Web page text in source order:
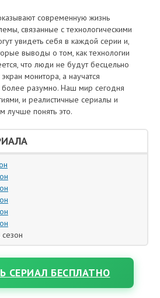
современную жизнь
связанные с технологическими
увидеть себя в каждой серии и,
выводы о том, как технологии
что люди не будут бесцельно
монитора, а научатся
более разумно. Наш мир сегодня
и реалистичные сериалы и
лучше понять это.
СЕРИАЛ БЕСПЛАТНО